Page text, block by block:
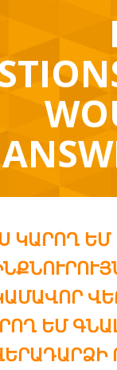
ԿԱՐՈՂ
ԵՄ